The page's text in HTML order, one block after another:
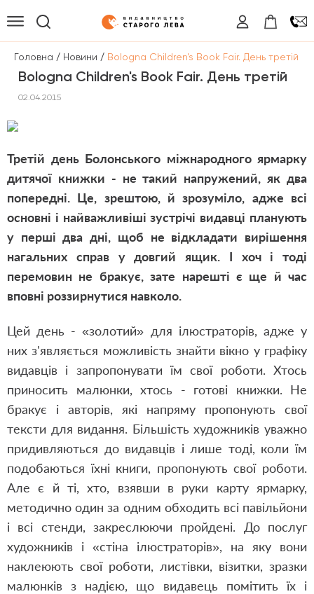
Головна / Новини / Bologna Children's Book Fair. День третій
Bologna Children's Book Fair. День третій
02.04.2015
Третій день Болонського міжнародного ярмарку
дитячої книжки - не такий напружений, як два
попередні. Це, зрештою, й зрозуміло, адже всі
основні і найважливіші зустрічі видавці планують
у перші два дні, щоб не відкладати вирішення
нагальних справ у довгий ящик. І хоч і тоді
перемовин не бракує, зате нарешті є ще й час
вповні роззирнутися навколо.
Цей день - «золотий» для ілюстраторів, адже у
них з'являється можливість знайти вікно у графіку
видавців і запропонувати їм свої роботи. Хтось
приносить малюнки, хтось - готові книжки. Не
бракує і авторів, які напряму пропонують свої
тексти для видання. Більшість художників уважно
придивляються до видавців і лише тоді, коли їм
подобаються їхні книги, пропонують свої роботи.
Але є й ті, хто, взявши в руки карту ярмарку,
методично один за одним обходить всі павільйони
і всі стенди, закреслюючи пройдені. До послуг
художників і «стіна ілюстраторів», на яку вони
наклеюють свої роботи, листівки, візитки, зразки
малюнків з надією, що видавець помітить їх і